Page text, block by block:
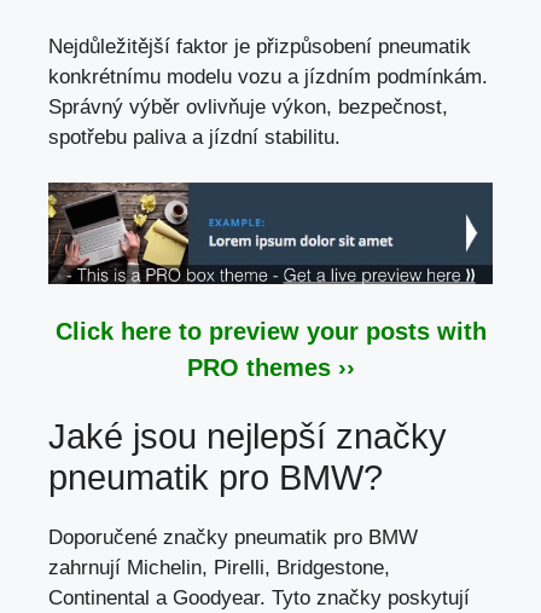
Nejdůležitější faktor je přizpůsobení pneumatik
konkrétnímu modelu vozu a jízdním podmínkám.
Správný výběr ovlivňuje výkon, bezpečnost,
spotřebu paliva a jízdní stabilitu.
Click here to preview your posts with
PRO themes ››
Jaké jsou nejlepší značky
pneumatik pro BMW?
Doporučené značky pneumatik pro BMW
zahrnují Michelin, Pirelli, Bridgestone,
Continental a Goodyear. Tyto značky poskytují